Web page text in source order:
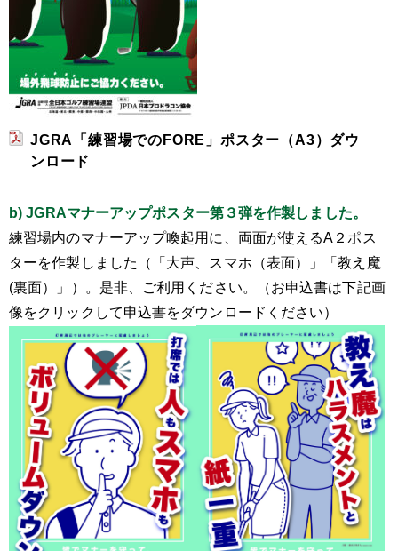
JGRA「練習場でのFORE」ポスター（A3）ダウ
ンロード
b) JGRAマナーアップポスター第３弾を作製しました。
練習場内のマナーアップ喚起用に、両面が使えるA２ポス
ターを作製しました（「大声、スマホ（表面）」「教え魔
(裏面）」）。是非、ご利用ください。（お申込書は下記画
像をクリックして申込書をダウンロードください）